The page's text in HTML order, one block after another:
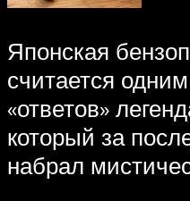
Японская
считается
«ответов»
который за
набрал